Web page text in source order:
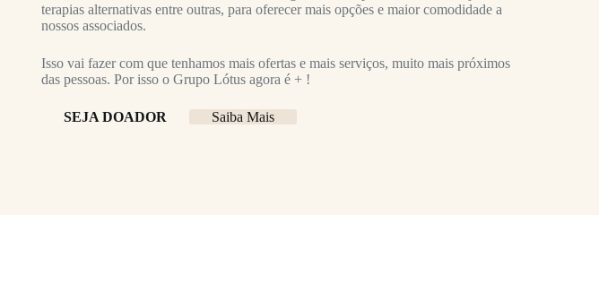
terapias alternativas entre outras, para oferecer mais opções e maior comodidade a
nossos associados.
Isso vai fazer com que tenhamos mais ofertas e mais serviços, muito mais próximos
das pessoas. Por isso o Grupo Lótus agora é + !
SEJA DOADOR Saiba Mais